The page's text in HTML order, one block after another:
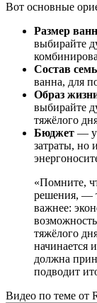
Вот основные
Размер
выбирайте
Состав
ванна, для
Образ
выбирайте
тяжёлого
Бюджет —
затраты, но
«Помните,
решения, —
важнее:
тяжёлого
начинается
должна
подводит
Видео по теме от